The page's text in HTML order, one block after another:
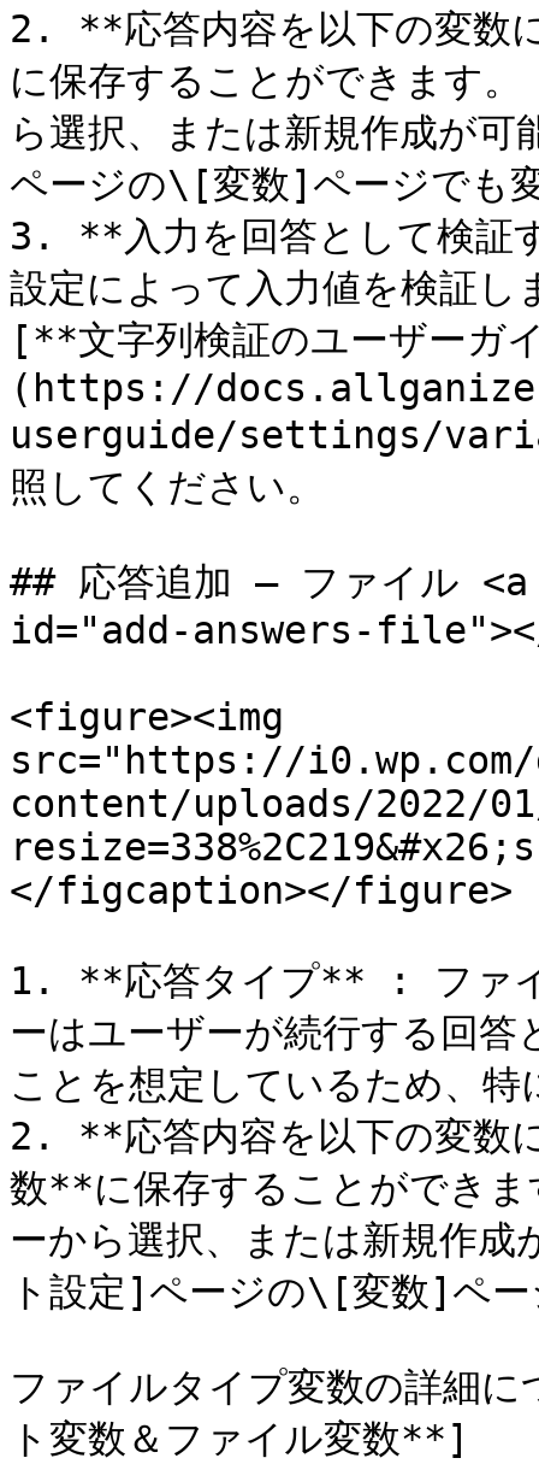
2. **応答内容を以下の変数
に保存することができます
ら選択、または新規作成が
ページの\[変数]ページでも
3. **入力を回答として検証
設定によって入力値を検証
[**文字列検証のユーザーガ
(https://
userguide/settings/
照してください。
## 応答追加 – ファイル
id="add-answers-
<figure><img
src="https://
content/uploads/2022/
</figcaption></figure>
1. **応答タイプ** : ファイ
ーはユーザーが続行する回
ことを想定しているため、
2. **応答内容を以下の変
数**に保存することができ
ーから選択、または新規作
ト設定]ページの\[変数]ペー
ファイルタイプ変数の詳細
ト変数＆ファイル変数**]